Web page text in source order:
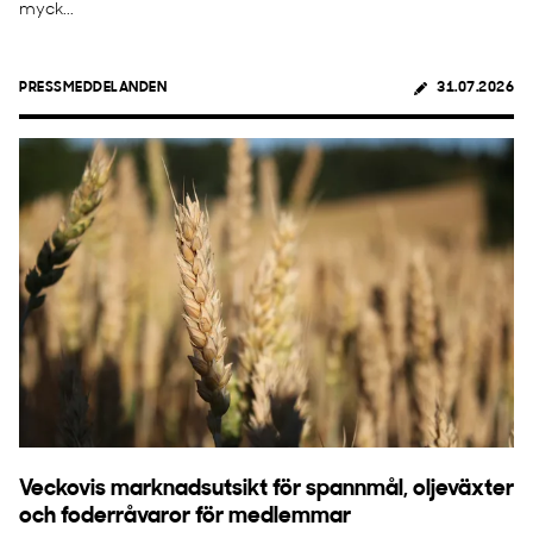
myck...
PRESSMEDDELANDEN 31.07.2026
Veckovis marknadsutsikt för spannmål, oljeväxter
och foderråvaror för medlemmar